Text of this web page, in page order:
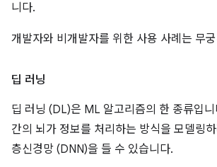
니다.
개발자와 비개발자를 위한 사용 사례는 무
딥 러닝
딥 러닝 (DL)은 ML 알고리즘의 한 종류입
간의 뇌가 정보를 처리하는 방식을 모델링
층신경망 (DNN)을 들 수 있습니다.